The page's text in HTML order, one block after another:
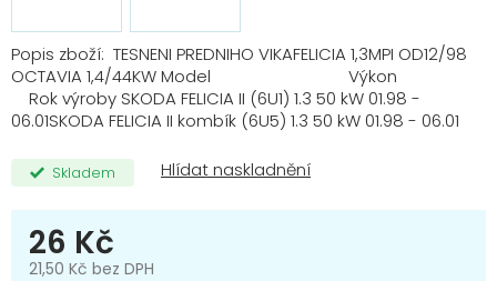
Popis zboží: TESNENI PREDNIHO VIKAFELICIA 1,3MPI OD12/98
OCTAVIA 1,4/44KW Model Výkon
Rok výroby SKODA FELICIA II (6U1) 1.3 50 kW 01.98 -
06.01SKODA FELICIA II kombík (6U5) 1.3 50 kW 01.98 - 06.01
Skladem
26 Kč
21,50 Kč bez DPH